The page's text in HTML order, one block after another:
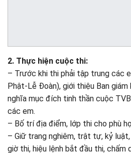
2. Thực hiện cuộc thi:
– Trước khi thi phải tập trung các
Phật-Lễ Đoàn), giới thiệu Ban giám
nghĩa mục đích tinh thần cuộc
các em.
– Bố trí địa điểm, lớp thi cho phù
– Giữ trang nghiêm, trật tự, kỷ
giờ thi, hiệu lệnh bắt đầu thi,